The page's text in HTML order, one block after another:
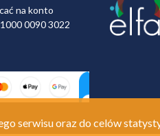
na konto
0090 3022
serwisu oraz do celów